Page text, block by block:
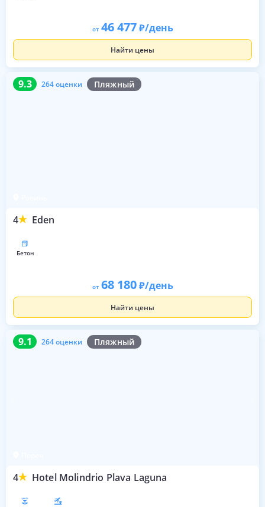
от 46 477 /день
Найти цены
9.3 264 оценки Пляжный
4 Eden
9.3 264 оценки
бетон
от 68 180 /день
Найти цены
9.1 264 оценки Пляжный
4 Hotel Molindrio Plava Laguna
9.1 264 оценки